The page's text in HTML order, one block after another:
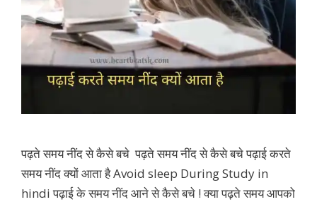
पढ़ते समय नींद से कैसे बचे पढ़ते समय नींद से कैसे बचे पढ़ाई करते
समय नींद क्यों आता है Avoid sleep During Study in
hindi पढ़ाई के समय नींद आने से कैसे बचे ! क्या पढ़ते समय आपको